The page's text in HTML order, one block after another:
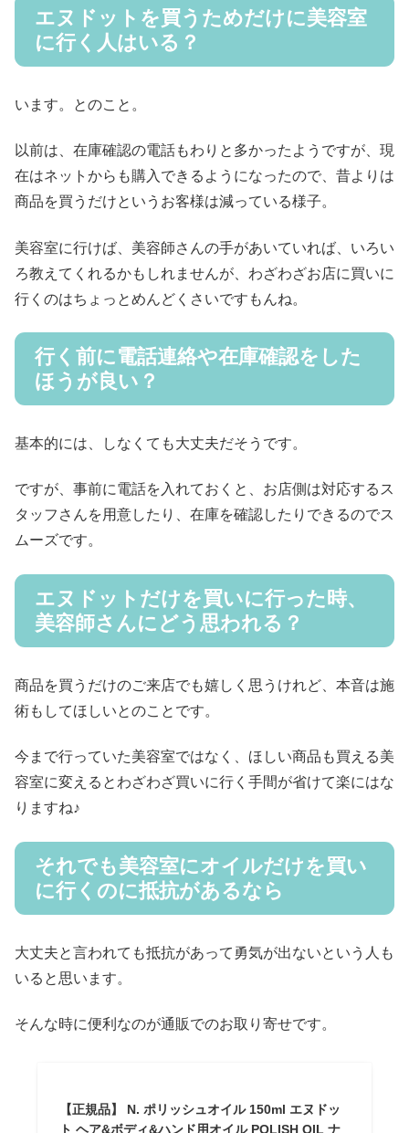
エヌドットを買うためだけに美容室
に行く人はいる？
います。とのこと。
以前は、在庫確認の電話もわりと多かったようですが、現
在はネットからも購入できるようになったので、昔よりは
商品を買うだけというお客様は減っている様子。
美容室に行けば、美容師さんの手があいていれば、いろい
ろ教えてくれるかもしれませんが、わざわざお店に買いに
行くのはちょっとめんどくさいですもんね。
行く前に電話連絡や在庫確認をした
ほうが良い？
基本的には、しなくても大丈夫だそうです。
ですが、事前に電話を入れておくと、お店側は対応するス
タッフさんを用意したり、在庫を確認したりできるのでス
ムーズです。
エヌドットだけを買いに行った時、
美容師さんにどう思われる？
商品を買うだけのご来店でも嬉しく思うけれど、本音は施
術もしてほしいとのことです。
今まで行っていた美容室ではなく、ほしい商品も買える美
容室に変えるとわざわざ買いに行く手間が省けて楽にはな
りますね♪
それでも美容室にオイルだけを買い
に行くのに抵抗があるなら
大丈夫と言われても抵抗があって勇気が出ないという人も
いると思います。
そんな時に便利なのが通販でのお取り寄せです。
【正規品】 N. ポリッシュオイル 150ml エヌドッ
ト ヘア&ボディ&ハンド用オイル POLISH OIL ナ